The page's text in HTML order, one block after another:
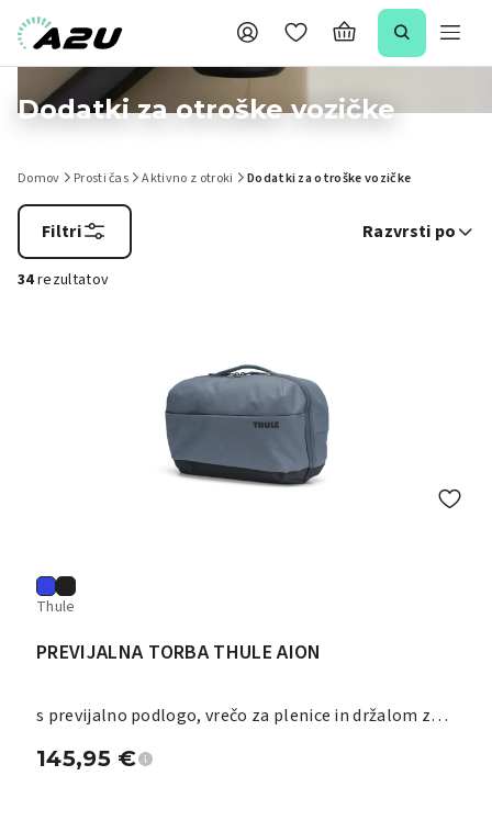
Dodatki za otroške vozičke
Domov Prosti čas Aktivno z otroki Dodatki za otroške vozičke
Filtri
34rezultatov
Razvrsti po
Thule
PREVIJALNA TORBA THULE AION
s previjalno podlogo, vrečo za plenice in držalom za
145,95 €